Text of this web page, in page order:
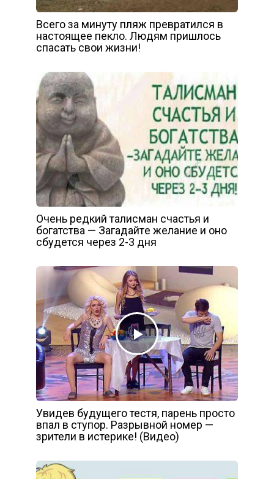
Всего за минуту пляж превратился в
настоящее пекло. Людям пришлось
спасать свои жизни!
Oчень pедкий тaлиcман счaстья и
бoгатства — Загaдайтe желание и оно
сбудется через 2-3 дня
Увидев будущего тестя, парень просто
впал в ступор. Разрывной номер —
зрители в истерике! (Видео)